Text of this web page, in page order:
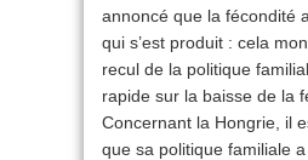
annoncé que la fécondité
qui s’est produit : cela
recul de la politique
rapide sur la baisse de la
Concernant la Hongrie, il
que sa politique familiale